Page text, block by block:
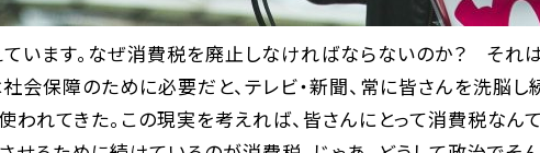
います。なぜ消費税を廃止しなければならないのか？ それ
会保障のために必要だと、テレビ・新聞、常に皆さんを洗脳し
れてきた。この現実を考えれば、皆さんにとって消費税なん